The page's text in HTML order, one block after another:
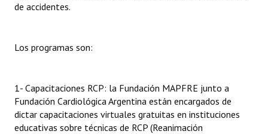
Antiguos Pobladores
Registros y Distinciones
Datos Históricos
de accidentes.
Los programas son:
1- Capacitaciones RCP: la Fundación MAPFRE junto a
Fundación Cardiológica Argentina están encargados de
dictar capacitaciones virtuales gratuitas en instituciones
educativas sobre técnicas de RCP (Reanimación